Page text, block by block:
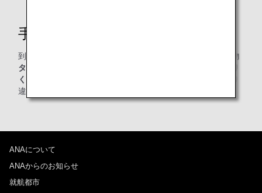
手荷物引き取り時のご注意
到着地では、
預入時にお渡しした手荷物引き換え証と手荷物
タグの番号をお客様ご自身で照合のうえ手荷物をお引き取り
ください。
違えにはご注意ください。
ANAについて
ANAからのお知らせ
就航都市